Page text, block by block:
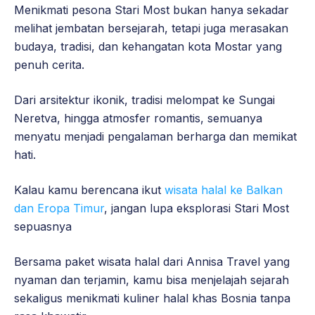
Menikmati pesona Stari Most bukan hanya sekadar
melihat jembatan bersejarah, tetapi juga merasakan
budaya, tradisi, dan kehangatan kota Mostar yang
penuh cerita.
Dari arsitektur ikonik, tradisi melompat ke Sungai
Neretva, hingga atmosfer romantis, semuanya
menyatu menjadi pengalaman berharga dan memikat
hati.
Kalau kamu berencana ikut wisata halal ke Balkan
dan Eropa Timur, jangan lupa eksplorasi Stari Most
sepuasnya
Bersama paket wisata halal dari Annisa Travel yang
nyaman dan terjamin, kamu bisa menjelajah sejarah
sekaligus menikmati kuliner halal khas Bosnia tanpa